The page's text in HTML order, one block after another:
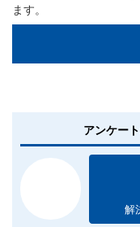
ます。
アンケー
解